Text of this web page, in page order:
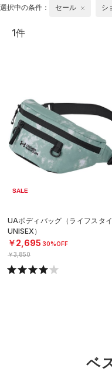
選択中の条件： セール シ
1件
SALE
UAボディバッグ（ライフスタ
UNISEX）
￥2,695 30%OFF
￥3,850
ベ